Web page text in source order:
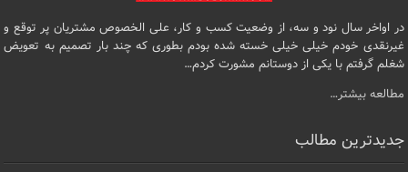
در اواخر سال نود و سه، از وضعیت کسب و کار، علی الخصوص مشتریان پر توقع و
غیرنقدی خودم خیلی خیلی خسته شده بودم بطوری که چند بار تصمیم به تعویض
شغلم گرفتم با یکی از دوستانم مشورت کردم…
مطالعه بیشتر…
جدیدترین مطالب